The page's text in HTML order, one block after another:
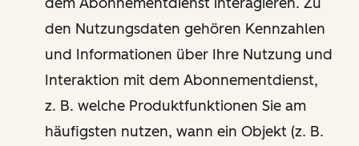
den Nutzungsdaten gehören Kennzahlen
und Informationen über Ihre Nutzung und
Interaktion mit dem Abonnementdienst,
z. B. welche Produktfunktionen Sie am
häufigsten nutzen, wann ein Objekt (z. B.